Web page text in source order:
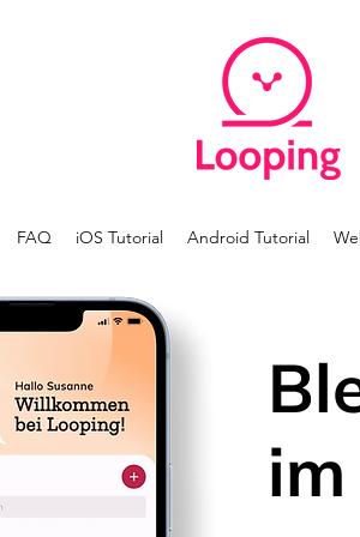
FAQ iOS Tutorial Android Tutorial